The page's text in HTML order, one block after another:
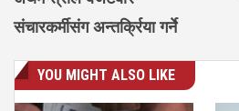
संचारकर्मीसंग अन्तर्क्रिया गर्ने
YOU MIGHT ALSO LIKE